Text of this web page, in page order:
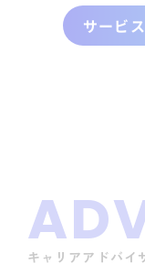
サービ
キャリアアドバイ